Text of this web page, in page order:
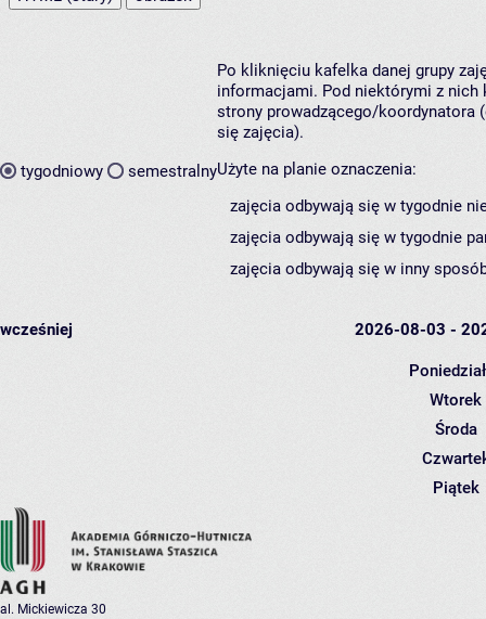
tygodniowy semestralny
Po kliknięciu kafelka danej grupy
informacjami. Pod niektórymi z nich
strony prowadzącego/koordynatora
się zajęcia).
Użyte na planie oznaczenia:
zajęcia odbywają się w tygodnie
zajęcia odbywają się w tygodnie
zajęcia odbywają się w inny
wcześniej 2026-08-03 -
Wtorek
Środa
Piątek
al. Mickiewicza 30